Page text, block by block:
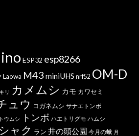
ESP32 esp8266
Laowa M43 miniUHS nrf52 OM-D
リ カメムシ カモ カワセミ
ュウ コガネムシ サナエトンボ
ウムシ トンボ ハエトリグモ ハムシ
ャク ラン 井の頭公園 今月の蛾 月